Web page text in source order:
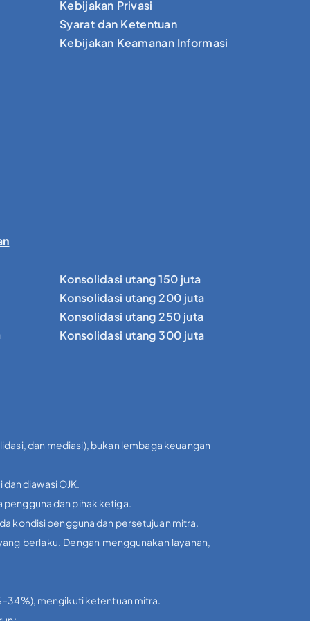
Kebijakan Privasi
Syarat dan Ketentuan
Kebijakan Keamanan Informasi
Konsolidasi utang 150 juta
Konsolidasi utang 200 juta
Konsolidasi utang 250 juta
Konsolidasi utang 300 juta
dan mediasi), bukan lembaga keuangan
diawasi OJK.
pengguna dan pihak ketiga.
kondisi pengguna dan persetujuan mitra.
berlaku. Dengan menggunakan layanan,
mengikuti ketentuan mitra.